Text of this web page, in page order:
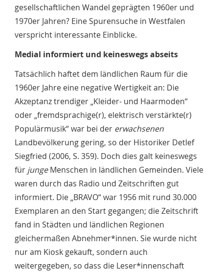
gesellschaftlichen Wandel geprägten 1960er und
1970er Jahren? Eine Spurensuche in Westfalen
verspricht interessante Einblicke.
Medial informiert und keineswegs abseits
Tatsächlich haftet dem ländlichen Raum für die
1960er Jahre eine negative Wertigkeit an: Die
Akzeptanz trendiger „Kleider- und Haarmoden“
oder „fremdsprachige(r), elektrisch verstärkte(r)
Populärmusik“ war bei der erwachsenen
Landbevölkerung gering, so der Historiker Detlef
Siegfried (2006, S. 359). Doch dies galt keineswegs
für jungeMenschen in ländlichen Gemeinden. Viele
waren durch das Radio und Zeitschriften gut
informiert. Die „BRAVO“ war 1956 mit rund 30.000
Exemplaren an den Start gegangen; die Zeitschrift
fand in Städten und ländlichen Regionen
gleichermaßen Abnehmer*innen. Sie wurde nicht
nur am Kiosk gekauft, sondern auch
weitergegeben, so dass die Leser*innenschaft